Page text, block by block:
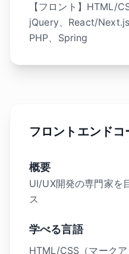
【フロント】HTML/
jQuery、React/Next.js
PHP、Spring
フロントエンドコ
概要
UI/UX開発の専門家を
ス
学べる言語
HTML/CSS（マークア